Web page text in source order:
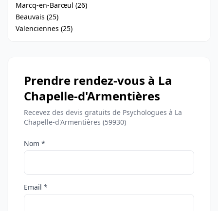
Marcq-en-Barœul (26)
Beauvais (25)
Valenciennes (25)
Prendre rendez-vous à La
Chapelle-d'Armentières
Recevez des devis gratuits de Psychologues à La
Chapelle-d'Armentières (59930)
Nom *
Email *